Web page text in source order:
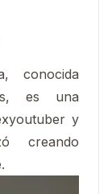
conocida
es una
y
creando